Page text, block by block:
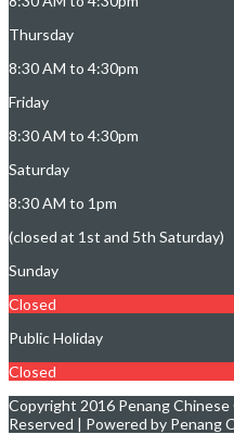
Thursday
8:30 AM to 4:30pm
Friday
8:30 AM to 4:30pm
Saturday
8:30 AM to 1pm
(closed at 1st and 5th Saturday)
Sunday
Closed
Public Holiday
Closed
Copyright 2016 Penang
Reserved | Powered by Penang